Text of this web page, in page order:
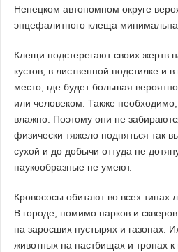
Ненецком автономном округе
энцефалитного клеща минимальна.
Клещи подстерегают своих жертв
кустов, в лиственной подстилке и
место, где будет большая
или человеком. Также
влажно. Поэтому они не
физически тяжело подняться так
сухой и до добычи оттуда не
паукообразные не умеют.
Кровососы обитают во всех типах
В городе, помимо парков и
на заросших пустырях и газонах.
животных на пастбищах и тропах к